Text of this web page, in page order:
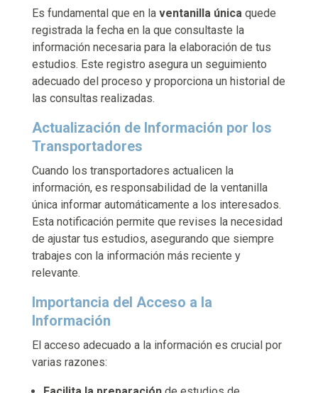
Es fundamental que en la ventanilla única quede
registrada la fecha en la que consultaste la
información necesaria para la elaboración de tus
estudios. Este registro asegura un seguimiento
adecuado del proceso y proporciona un historial de
las consultas realizadas.
Actualización de Información por los
Transportadores
Cuando los transportadores actualicen la
información, es responsabilidad de la ventanilla
única informar automáticamente a los interesados.
Esta notificación permite que revises la necesidad
de ajustar tus estudios, asegurando que siempre
trabajes con la información más reciente y
relevante.
Importancia del Acceso a la
Información
El acceso adecuado a la información es crucial por
varias razones: